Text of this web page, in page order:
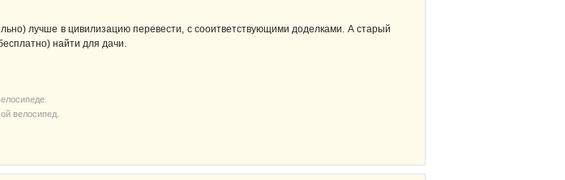
лучше в цивилизацию перевести, с сооитветствующими доделками. А старый
найти для дачи.
велосипед.